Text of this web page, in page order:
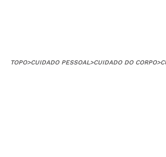
TOPO>CUIDADO PESSOAL>CUIDADO DO CORPO>